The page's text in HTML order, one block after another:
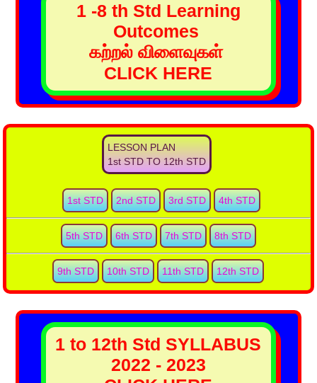
1 -8 th Std Learning
Outcomes
கற்றல் விளைவுகள்
CLICK HERE
LESSON PLAN
1st STD TO 12th STD
1st STD 2nd STD 3rd STD 4th STD
5th STD 6th STD 7th STD 8th STD
9th STD 10th STD 11th STD 12th STD
1 to 12th Std SYLLABUS
2022 - 2023